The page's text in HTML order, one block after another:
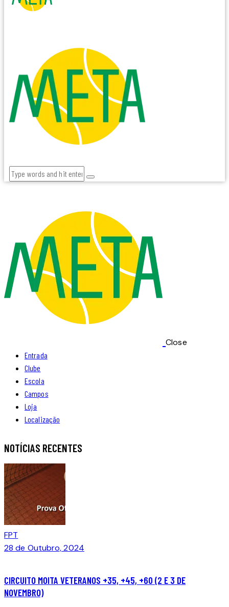
Close
Entrada
Clube
Escola
Campos
Loja
Localização
facebook-
instagram
whatsapp
NOTÍCIAS RECENTES
FPT
28 de Outubro, 2024
CIRCUITO MOITA VETERANOS +35, +45, +60 (2 E 3 DE
NOVEMBRO)